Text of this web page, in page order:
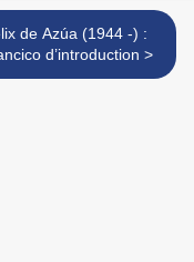
de Azúa (1944 -) :
Villancico d’introduction >